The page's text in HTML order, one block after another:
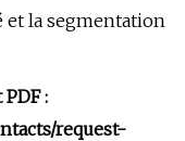
et la segmentation
:
request-